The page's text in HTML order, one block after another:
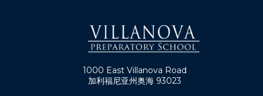
1000 East Villanova Road
加利福尼亚州奥海 93023